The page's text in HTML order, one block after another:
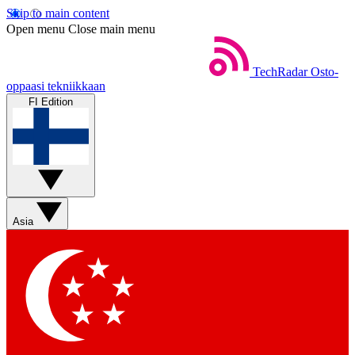
Skip to main content
Open menu Close main menu
TechRadar Osto-
oppaasi tekniikkaan
FI Edition
Asia